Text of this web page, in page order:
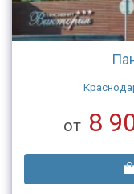
от 8